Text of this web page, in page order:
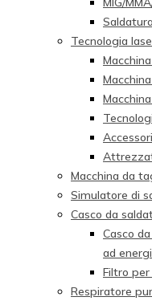
Tecnologia
Accessori
Macchina da
Simulatore di
Casco da
Casco
ad
Filtro
Respiratore